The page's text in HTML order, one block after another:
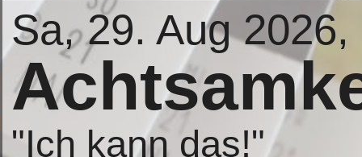
Sa, 29. Aug 2026,
"Ich kann das!"